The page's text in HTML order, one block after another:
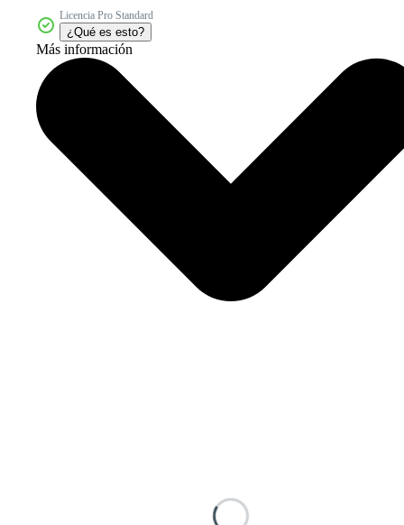
Licencia Pro Standard
¿Qué es esto?
Más información